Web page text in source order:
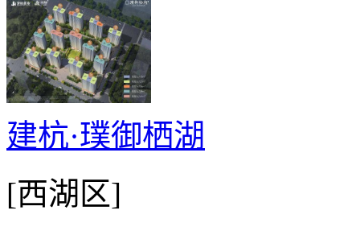
建杭·璞御栖湖
[西湖区]